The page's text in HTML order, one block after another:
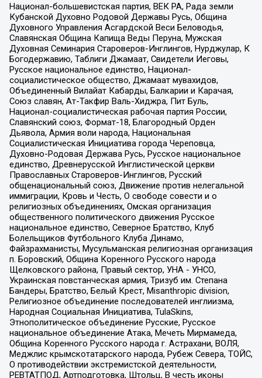
Национал-большевистская партия, ВЕК РА, Рада земли
Кубанской Духовно Родовой Державы Русь, Община
Духовного Управления Асгардской Веси Беловодья,
Славянская Община Капища Веды Перуна, Мужская
Духовная Семинария Староверов-Инглингов, Нурджулар, К
Богодержавию, Таблиги Джамаат, Свидетели Иеговы,
Русское национальное единство, Национал-
социалистическое общество, Джамаат мувахидов,
Объединенный Вилайат Кабарды, Балкарии и Карачая,
Союз славян, Ат-Такфир Валь-Хиджра, Пит Буль,
Национал-социалистическая рабочая партия России,
Славянский союз, Формат-18, Благородный Орден
Дьявола, Армия воли народа, Национальная
Социалистическая Инициатива города Череповца,
Духовно-Родовая Держава Русь, Русское национальное
единство, Древнерусской Инглистической церкви
Православных Староверов-Инглингов, Русский
общенациональный союз, Движение против нелегальной
иммиграции, Кровь и Честь, О свободе совести и о
религиозных объединениях, Омская организация
общественного политического движения Русское
национальное единство, Северное Братство, Клуб
Болельщиков Футбольного Клуба Динамо,
Файзрахманисты, Мусульманская религиозная организация
п. Боровский, Община Коренного Русского народа
Щелковского района, Правый сектор, УНА - УНСО,
Украинская повстанческая армия, Тризуб им. Степана
Бандеры, Братство, Белый Крест, Misanthropic division,
Религиозное объединение последователей инглиизма,
Народная Социальная Инициатива, TulaSkins,
Этнополитическое объединение Русские, Русское
национальное объединение Атака, Мечеть Мирмамеда,
Община Коренного Русского народа г. Астрахани, ВОЛЯ,
Меджлис крымскотатарского народа, Рубеж Севера, ТОЙС,
О противодействии экстремистской деятельности,
РЕВТАТПОД, Артподготовка, Штольц, В честь иконы